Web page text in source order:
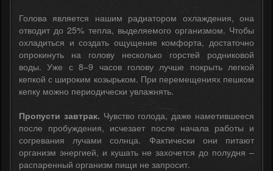
Голова является нашим радиатором охлаждения, она
отводит до 25% тепла, выделяемого организмом. Чтобы
охладиться и создать ощущение комфорта, достаточно
опрокинуть на голову несколько горстей родниковой
воды. Уже с 8–9 часов голову лучше покрыть легкой
кепкой с широким козырьком. При перемещениях пешком
кепку можно периодически увлажнять.
Пропусти завтрак. Чувство голода, даже наметившееся
после пробуждения, исчезает после начала работы и
согревания лучами солнца. Фактически они питают
организм энергией, и кушать не захочется до полудня –
распаренный организм пищи не запросит.